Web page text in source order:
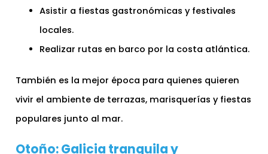
Asistir a fiestas gastronómicas y festivales
locales.
Realizar rutas en barco por la costa atlántica.
También es la mejor época para quienes quieren
vivir el ambiente de terrazas, marisquerías y fiestas
populares junto al mar.
Otoño: Galicia tranquila y